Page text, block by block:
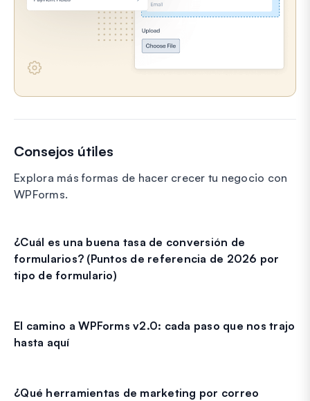
Consejos útiles
Explora más formas de hacer crecer tu negocio con
WPForms.
¿Cuál es una buena tasa de conversión de
formularios? (Puntos de referencia de 2026 por
tipo de formulario)
El camino a WPForms v2.0: cada paso que nos trajo
hasta aquí
¿Qué herramientas de marketing por correo